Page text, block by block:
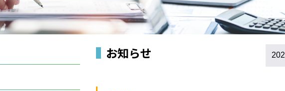
医療ガスパイピングシステム
バイオ機器
イベント・セミナー
お知らせ